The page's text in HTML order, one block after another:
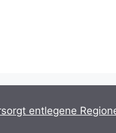
entlegene